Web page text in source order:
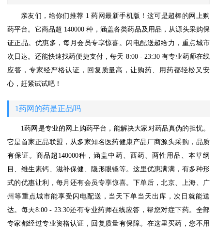
亲友们，给你们推荐 1 药网最新手机版！这可是超棒的网上购
药平台。它商品超 140000 种，涵盖各类药品及用品，从源头采购保
证正品。优惠多，每月会员专享惊喜。闪电配送超给力，重点城市
次日达。还能快速找药便捷支付，每天 8:00 - 23:30 有专业药师在线
应答，专家经严格认证，回复质量高，让购药、用药都轻松又安
心，赶紧试试吧！
1药网的药是正品吗
1药网是专业的网上购药平台，能解决大家对药品真伪的担忧。
它是首家正品联盟，从多家知名医药健康产品厂商源头采购，品质
有保证。商品超140000种，涵盖中药、西药、两性用品、本草纲
目、维生素钙、滋补保健、隐形眼镜等。这里优惠满满，有多种形
式的优惠让利，每月还有会员专享惊喜。下单后，北京、上海、广
州等重点城市能享受闪电配送，当天下单当天出库，次日就能送
达。每天8:00 - 23:30还有专业药师在线应答，帮您对症下药。全部
专家都经过专业资格认证，回复质量有保障。在这里买药，您不用